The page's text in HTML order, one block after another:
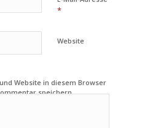
*
Website
Website in diesem Browser
speichern.